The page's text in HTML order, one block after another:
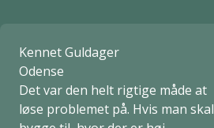
Kennet Guldager
Odense
Det var den helt rigtige måde at
løse problemet på. Hvis man skal